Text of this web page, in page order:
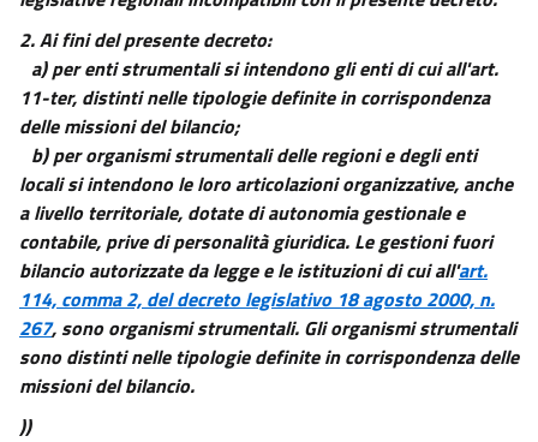
46
47
48
49
50
51
51 bis
52
53
54
2.Ai fini del presente decreto:
a) per enti strumentali si intendono gli enti di cui all'art.
11-ter, distinti nelle tipologie definite in corrispondenza
delle missioni del bilancio;
b) per organismi strumentali delle regioni e degli enti
locali si intendono le loro articolazioni organizzative, anche
a livello territoriale, dotate di autonomia gestionale e
contabile, prive di personalità giuridica. Le gestioni fuori
bilancio autorizzate da legge e le istituzioni di cui all'art.
114, comma 2, del decreto legislativo 18 agosto 2000, n.
267, sono organismi strumentali. Gli organismi strumentali
sono distinti nelle tipologie definite in corrispondenza delle
missioni del bilancio.
))